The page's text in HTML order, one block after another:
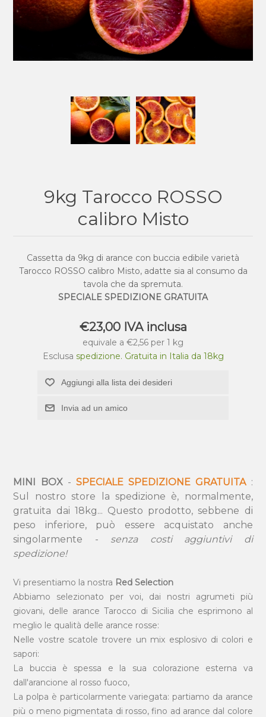
9kg Tarocco ROSSO
calibro Misto
Cassetta da 9kg di arance con buccia edibile varietà
Tarocco ROSSO calibro Misto, adatte sia al consumo da
tavola che da spremuta.
SPECIALE SPEDIZIONE GRATUITA
€23,00 IVA inclusa
equivale a €2,56 per 1 kg
Esclusa spedizione. Gratuita in Italia da 18kg
Aggiungi alla lista dei desideri
Invia ad un amico
MINI BOX-SPECIALE SPEDIZIONE GRATUITA:
Sul nostro store la spedizione è, normalmente,
gratuita dai 18kg... Questo prodotto, sebbene di
peso inferiore, può essere acquistato anche
singolarmente - senza costi aggiuntivi di
spedizione!
Vi presentiamo la nostra Red Selection
Abbiamo selezionato per voi, dai nostri agrumeti più
giovani, delle arance Tarocco di Sicilia che esprimono al
meglio le qualità delle arance rosse:
Nelle vostre scatole trovere un mix esplosivo di colori e
sapori:
La buccia è spessa e la sua colorazione esterna va
dall'arancione al rosso fuoco,
La polpa è particolarmente variegata: partiamo da arance
più o meno pigmentata di rosso, fino ad arance dal colore